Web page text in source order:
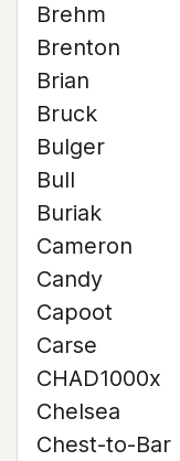
Brehm
Brenton
Brian
Bruck
Bulger
Bull
Buriak
Cameron
Candy
Capoot
Carse
CHAD1000x
Chelsea
Chest-to-Bar